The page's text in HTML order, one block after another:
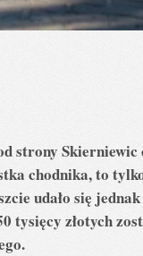
strony Skierniewic
chodnika, to
udało się
tysięcy złotych